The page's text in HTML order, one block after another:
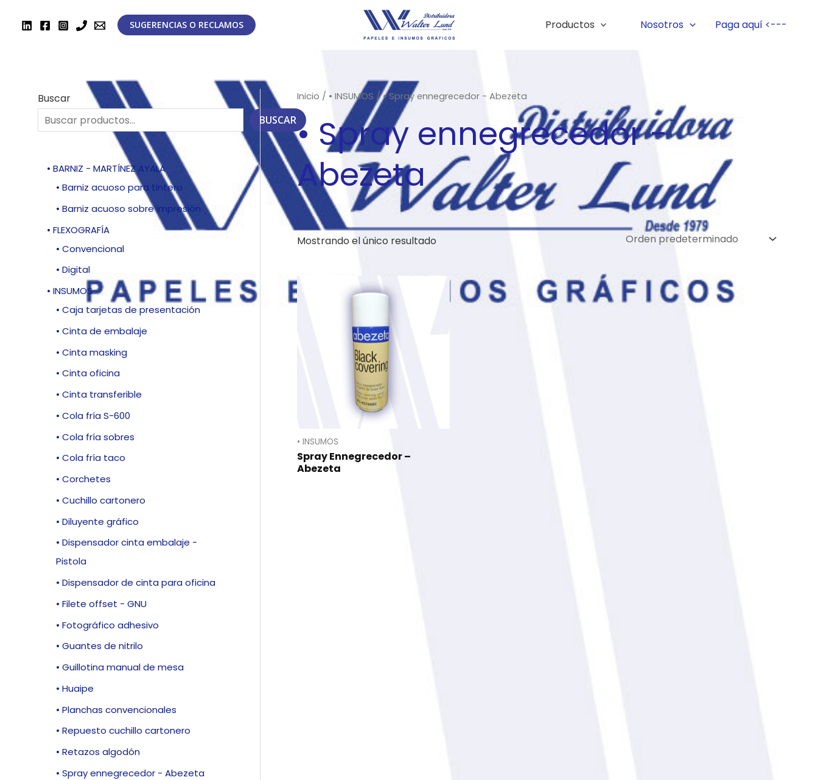
SUGERENCIAS O RECLAMOS Productos Nosotros Paga aquí <---
Buscar
BUSCAR
• BARNIZ - MARTÍNEZ AYALA
• Barniz acuoso para tintero
• Barniz acuoso sobre impresión
• FLEXOGRAFÍA
• Convencional
• Digital
• INSUMOS
• Caja tarjetas de presentación
• Cinta de embalaje
• Cinta masking
• Cinta oficina
• Cinta transferible
• Cola fría S-600
• Cola fría sobres
• Cola fría taco
• Corchetes
• Cuchillo cartonero
• Diluyente gráfico
• Dispensador cinta embalaje -
Pistola
• Dispensador de cinta para oficina
• Filete offset - GNU
• Fotográfico adhesivo
• Guantes de nitrilo
• Guillotina manual de mesa
• Huaipe
• Planchas convencionales
• Repuesto cuchillo cartonero
• Retazos algodón
• Spray ennegrecedor - Abezeta
Inicio / • INSUMOS / • Spray ennegrecedor - Abezeta
• Spray ennegrecedor -
Abezeta
Mostrando el único resultado
• INSUMOS
Spray Ennegrecedor –
Abezeta